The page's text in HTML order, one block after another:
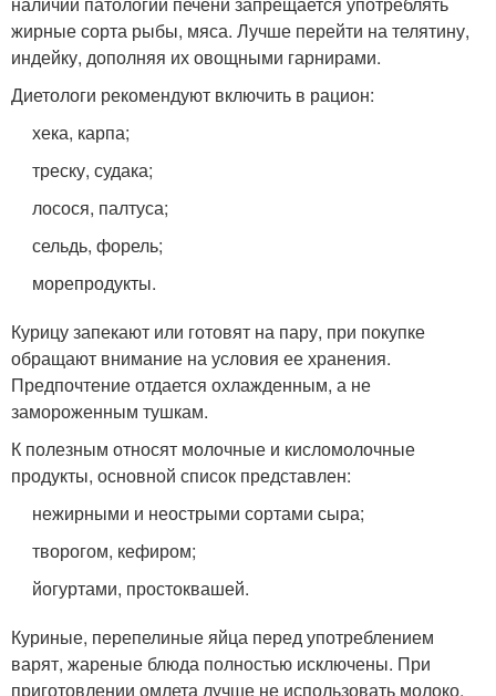
жирные сорта рыбы, мяса. Лучше перейти на телятину,
индейку, дополняя их овощными гарнирами.
Диетологи рекомендуют включить в рацион:
хека, карпа;
треску, судака;
лосося, палтуса;
сельдь, форель;
морепродукты.
Курицу запекают или готовят на пару, при покупке
обращают внимание на условия ее хранения.
Предпочтение отдается охлажденным, а не
замороженным тушкам.
К полезным относят молочные и кисломолочные
продукты, основной список представлен:
нежирными и неострыми сортами сыра;
творогом, кефиром;
йогуртами, простоквашей.
Куриные, перепелиные яйца перед употреблением
варят, жареные блюда полностью исключены. При
приготовлении омлета лучше не использовать молоко,